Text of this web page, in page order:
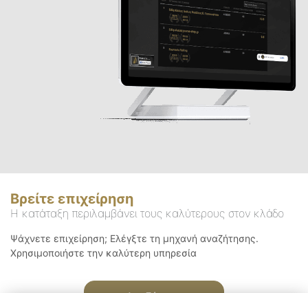
Βρείτε επιχείρηση
Η κατάταξη περιλαμβάνει τους καλύτερους στον κλάδο
Ψάχνετε επιχείρηση; Ελέγξτε τη μηχανή αναζήτησης.
Χρησιμοποιήστε την καλύτερη υπηρεσία